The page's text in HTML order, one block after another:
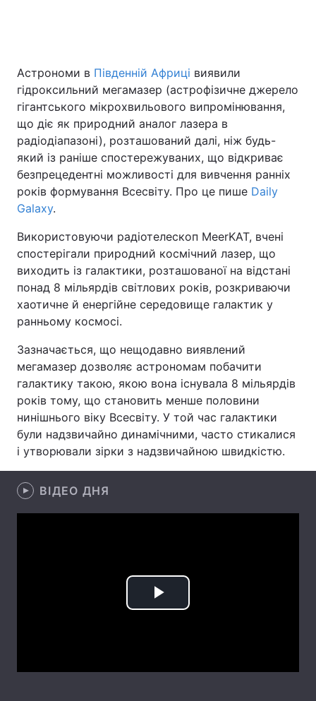
Політика
Економіка Світ
Спорт Наука
Техно і зв'язок Лайт
Зброя
Здоров'я Туризм
Цікавинки Погода
Екологія Регіони
Відео з Youtube Статті
Інтерв'ю Думки
Архів Вакансії
Контакти
Послуги
Астрономи в Південній Африці виявили
гідроксильний мегамазер (астрофізичне джерело
гігантського мікрохвильового випромінювання,
що діє як природний аналог лазера в
радіодіапазоні), розташований далі, ніж будь-
який із раніше спостережуваних, що відкриває
безпрецедентні можливості для вивчення ранніх
років формування Всесвіту. Про це пише Daily
Galaxy.
Використовуючи радіотелескоп MeerKAT, вчені
спостерігали природний космічний лазер, що
виходить із галактики, розташованої на відстані
понад 8 мільярдів світлових років, розкриваючи
хаотичне й енергійне середовище галактик у
ранньому космосі.
Зазначається, що нещодавно виявлений
мегамазер дозволяє астрономам побачити
галактику такою, якою вона існувала 8 мільярдів
років тому, що становить менше половини
нинішнього віку Всесвіту. У той час галактики
були надзвичайно динамічними, часто стикалися
і утворювали зірки з надзвичайною швидкістю.
ВІДЕО ДНЯ
Play